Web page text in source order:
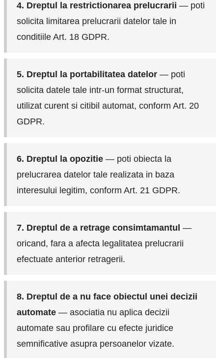
4. Dreptul la restrictionarea prelucrarii — poti
solicita limitarea prelucrarii datelor tale in
conditiile Art. 18 GDPR.
5. Dreptul la portabilitatea datelor — poti
solicita datele tale intr-un format structurat,
utilizat curent si citibil automat, conform Art. 20
GDPR.
6. Dreptul la opozitie — poti obiecta la
prelucrarea datelor tale realizata in baza
interesului legitim, conform Art. 21 GDPR.
7. Dreptul de a retrage consimtamantul —
oricand, fara a afecta legalitatea prelucrarii
efectuate anterior retragerii.
8. Dreptul de a nu face obiectul unei decizii
automate — asociatia nu aplica decizii
automate sau profilare cu efecte juridice
semnificative asupra persoanelor vizate.